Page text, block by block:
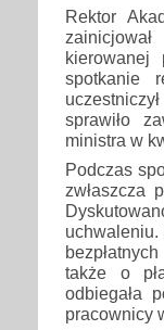
Rektor
kierowanej
spotkanie
sprawiło
ministra w
Podczas
zwłaszcza
uchwaleniu.
także o
odbiegała
pracownicy